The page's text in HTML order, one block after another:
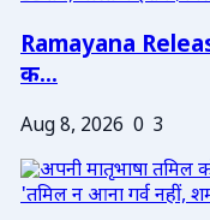
Ramayana
क...
Aug 8, 2026 0 3